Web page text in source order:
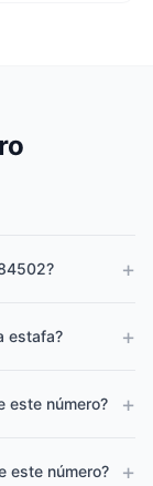
+
estafa? +
este número? +
este número? +